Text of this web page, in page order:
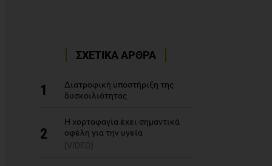
ΣΧΕΤΙΚΑ ΑΡΘΡΑ
1
Διατροφική υποστήριξη της
δυσκοιλιότητας
2
Η χορτοφαγία έχει σημαντικά
οφέλη για την υγεία
[VIDEO]